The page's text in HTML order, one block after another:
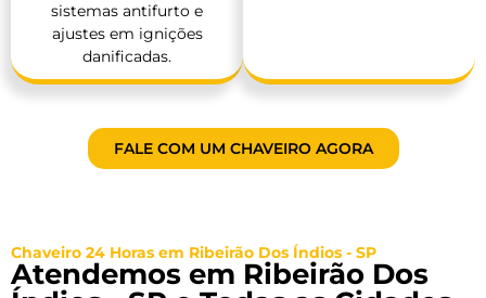
sistemas antifurto e
ajustes em ignições
danificadas.
FALE COM UM CHAVEIRO AGORA
Chaveiro 24 Horas em Ribeirão Dos Índios - SP
Atendemos em Ribeirão Dos